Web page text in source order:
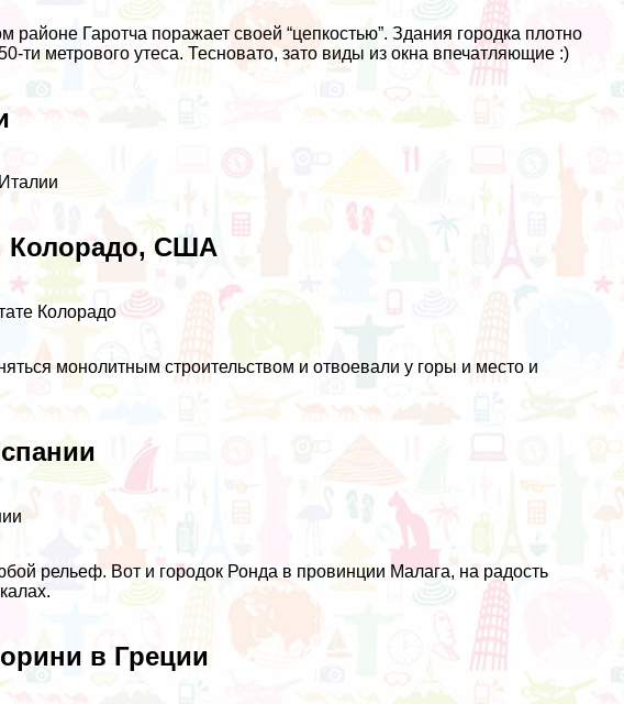
районе Гаротча поражает своей “цепкостью”. Здания городка плотно
ти метрового утеса. Тесновато, зато виды из окна впечатляющие :)
Колорадо, США
Колорадо
монолитным строительством и отвоевали у горы и место и
рельеф. Вот и городок Ронда в провинции Малага, на радость
в Греции